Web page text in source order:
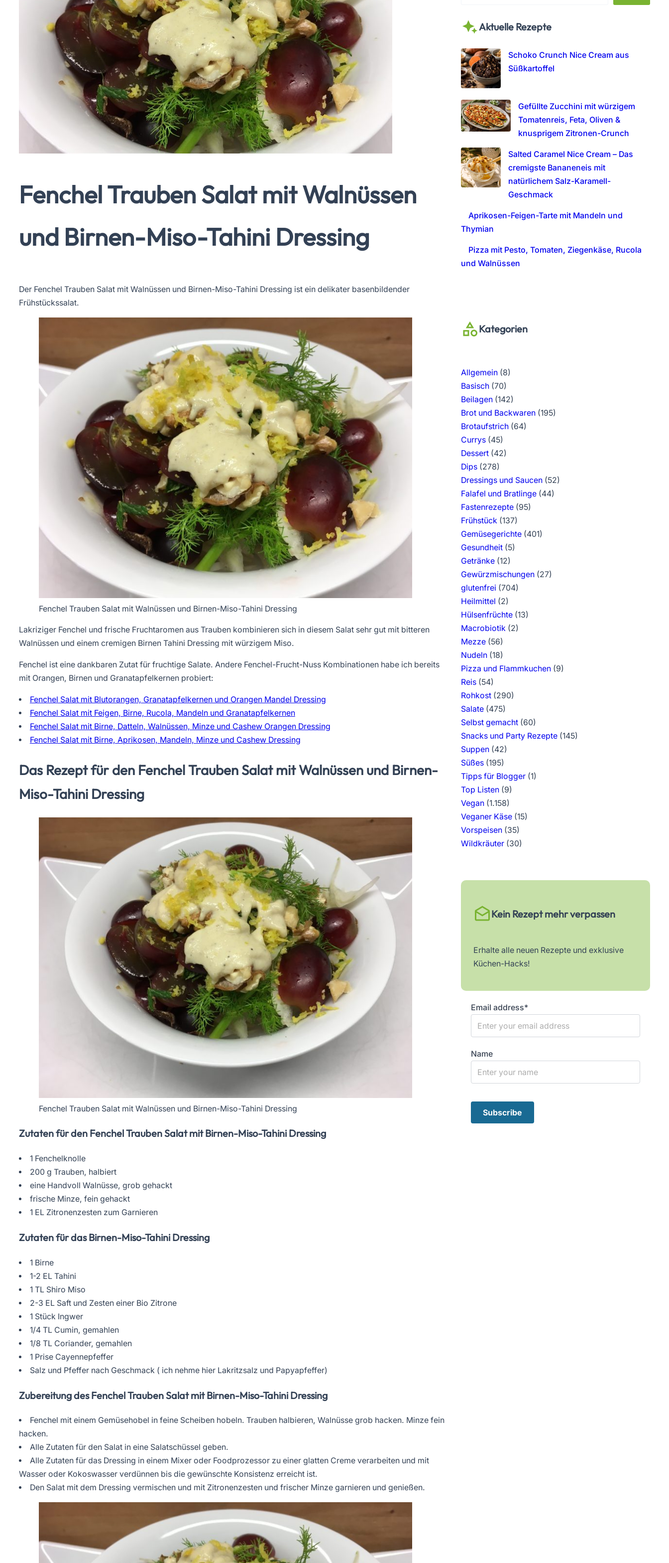
Fenchel Trauben Salat mit Walnüssen
und Birnen-Miso-Tahini Dressing
Der Fenchel Trauben Salat mit Walnüssen und Birnen-Miso-Tahini Dressing ist ein delikater basenbildender
Frühstückssalat.
Fenchel Trauben Salat mit Walnüssen und Birnen-Miso-Tahini Dressing
Lakriziger Fenchel und frische Fruchtaromen aus Trauben kombinieren sich in diesem Salat sehr gut mit bitteren
Walnüssen und einem cremigen Birnen Tahini Dressing mit würzigem Miso.
Fenchel ist eine dankbaren Zutat für fruchtige Salate. Andere Fenchel-Frucht-Nuss Kombinationen habe ich bereits
mit Orangen, Birnen und Granatapfelkernen probiert:
Fenchel Salat mit Blutorangen, Granatapfelkernen und Orangen Mandel Dressing
Fenchel Salat mit Feigen, Birne, Rucola, Mandeln und Granatapfelkernen
Fenchel Salat mit Birne, Datteln, Walnüssen, Minze und Cashew Orangen Dressing
Fenchel Salat mit Birne, Aprikosen, Mandeln, Minze und Cashew Dressing
Das Rezept für den Fenchel Trauben Salat mit Walnüssen und Birnen-
Miso-Tahini Dressing
Fenchel Trauben Salat mit Walnüssen und Birnen-Miso-Tahini Dressing
Zutaten für den Fenchel Trauben Salat mit Birnen-Miso-Tahini Dressing
1 Fenchelknolle
200 g Trauben, halbiert
eine Handvoll Walnüsse, grob gehackt
frische Minze, fein gehackt
1 EL Zitronenzesten zum Garnieren
Zutaten für das Birnen-Miso-Tahini Dressing
1 Birne
1-2 EL Tahini
1 TL Shiro Miso
2-3 EL Saft und Zesten einer Bio Zitrone
1 Stück Ingwer
1/4 TL Cumin, gemahlen
1/8 TL Coriander, gemahlen
1 Prise Cayennepfeffer
Salz und Pfeffer nach Geschmack ( ich nehme hier Lakritzsalz und Papyapfeffer)
Zubereitung des Fenchel Trauben Salat mit Birnen-Miso-Tahini Dressing
Fenchel mit einem Gemüsehobel in feine Scheiben hobeln. Trauben halbieren, Walnüsse grob hacken. Minze fein
hacken.
Alle Zutaten für den Salat in eine Salatschüssel geben.
Alle Zutaten für das Dressing in einem Mixer oder Foodprozessor zu einer glatten Creme verarbeiten und mit
Wasser oder Kokoswasser verdünnen bis die gewünschte Konsistenz erreicht ist.
Den Salat mit dem Dressing vermischen und mit Zitronenzesten und frischer Minze garnieren und genießen.
r
h
Aktuelle Rezepte
Schoko Crunch Nice Cream aus
Süßkartoffel
Gefüllte Zucchini mit würzigem
Tomatenreis, Feta, Oliven &
knusprigem Zitronen-Crunch
Salted Caramel Nice Cream – Das
cremigste Bananeneis mit
natürlichem Salz-Karamell-
Geschmack
Aprikosen-Feigen-Tarte mit Mandeln und
Thymian
Pizza mit Pesto, Tomaten, Ziegenkäse, Rucola
und Walnüssen
Kategorien
Allgemein(8)
Basisch(70)
Beilagen(142)
Brot und Backwaren(195)
Brotaufstrich(64)
Currys(45)
Dessert(42)
Dips(278)
Dressings und Saucen(52)
Falafel und Bratlinge(44)
Fastenrezepte(95)
Frühstück (137)
Gemüsegerichte(401)
Gesundheit(5)
Getränke(12)
Gewürzmischungen(27)
glutenfrei (704)
Heilmittel (2)
Hülsenfrüchte(13)
Macrobiotik (2)
Mezze(56)
Nudeln(18)
Pizza und Flammkuchen(9)
Reis(54)
Rohkost(290)
Salate(475)
Selbst gemacht(60)
Snacks und Party Rezepte(145)
Suppen(42)
Süßes(195)
Tipps für Blogger(1)
Top Listen(9)
Vegan(1.158)
Veganer Käse(15)
Vorspeisen(35)
Wildkräuter(30)
Kein Rezept mehr verpassen
Erhalte alle neuen Rezepte und exklusive
Küchen-Hacks!
Email address*
Name